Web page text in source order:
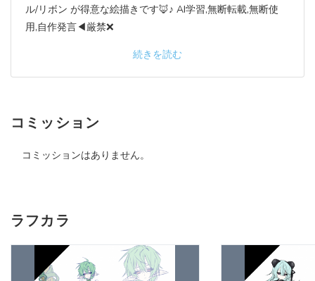
ル/リボン が得意な絵描きです🦊♪ AI学習,無断転載,無断使
用,自作発言◀厳禁❌
続きを読む
コミッション
コミッションはありません。
ラフカラ